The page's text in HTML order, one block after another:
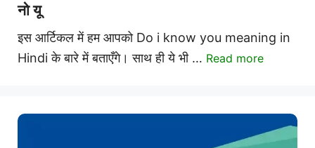
नो यू
इस आर्टिकल में हम आपको Do i know you meaning in
Hindi के बारे में बताएँगे। साथ ही ये भी … Read more